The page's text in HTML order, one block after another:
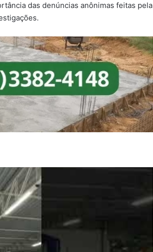
das denúncias anônimas feitas pela